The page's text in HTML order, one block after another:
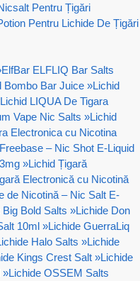
Pentru Țigări
Pentru Lichide De Țigări
ElfBar ELFLIQ Bar Salts
Bombo Bar Juice »Lichid
Lichid LIQUA De Tigara
Vape Nic Salts »Lichid
Electronica cu Nicotina
– Nic Shot E-Liquid
»Lichid Țigară
Electronică cu Nicotină
de Nicotină – Nic Salt E-
Big Bold Salts »Lichide Don
10ml »Lichide GuerraLiq
Halo Salts »Lichide
Kings Crest Salt »Lichide
»Lichide OSSEM Salts